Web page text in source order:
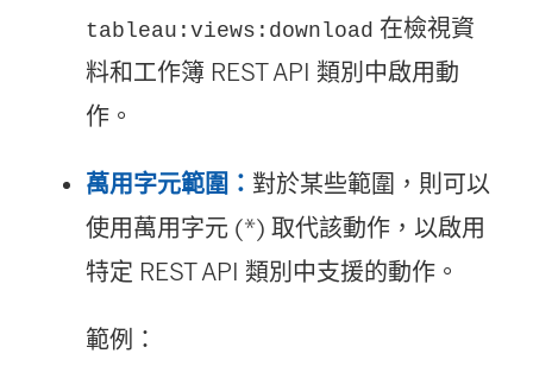
tableau:views:download 在檢視資
料和工作簿 REST API 類別中啟用動
作。
萬用字元範圍： 對於某些範圍，則可以
使用萬用字元 (*) 取代該動作，以啟用
特定 REST API 類別中支援的動作。
範例：